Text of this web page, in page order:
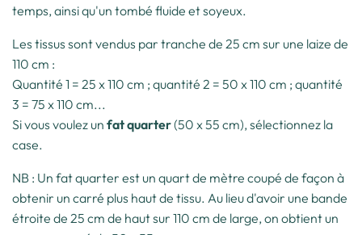
temps, ainsi qu'un tombé fluide et soyeux.
Les tissus sont vendus par tranche de 25 cm sur une laize de
110 cm :
Quantité 1 = 25 x 110 cm ; quantité 2 = 50 x 110 cm ; quantité
3 = 75 x 110 cm...
Si vous voulez un fat quarter(50 x 55 cm), sélectionnez la
case.
NB : Un fat quarter est un quart de mètre coupé de façon à
obtenir un carré plus haut de tissu. Au lieu d'avoir une bande
étroite de 25 cm de haut sur 110 cm de large, on obtient un